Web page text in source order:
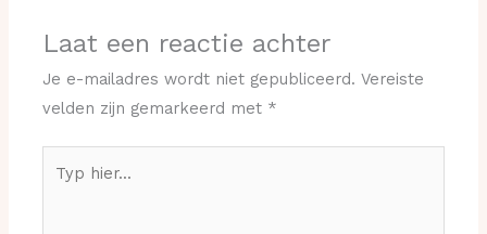
Laat een reactie achter
Je e-mailadres wordt niet gepubliceerd. Vereiste
velden zijn gemarkeerd met *